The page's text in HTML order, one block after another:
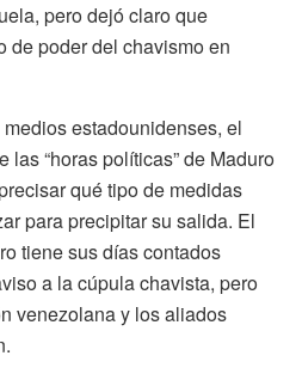
pero dejó claro que
de poder del chavismo en
estadounidenses, el
las “horas políticas” de Maduro
qué tipo de medidas
para precipitar su salida. El
tiene sus días contados
a la cúpula chavista, pero
venezolana y los aliados